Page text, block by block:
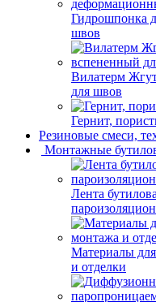
Гидрошпонка
швов
Вилатерм
для швов
Гернит,
Резиновые смеси,
Монтажные
Лента
Материалы
и отделки